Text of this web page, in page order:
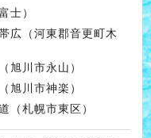
士）
広（河東郡音更町木
旭川市永山）
旭川市神楽）
（札幌市東区）